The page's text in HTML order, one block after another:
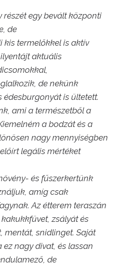
egy bevált központi
de
kis termelőkkel is aktív
aktuális
de nekünk
is ültetett.
ami a természetből a
a bodzát és a
nagy mennyiségben
legális mértéket
és fűszerkertünk
amíg csak
Az étterem teraszán
zsályát és
mentát, snidlinget. Saját
nagy divat, és lassan
de